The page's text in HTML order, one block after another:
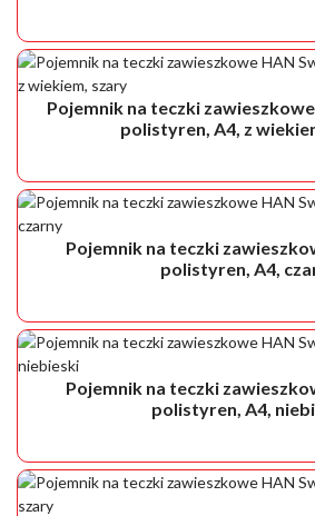
Pojemnik na teczki
polistyren, A4, z
Pojemnik na teczki
polistyren, A4,
Pojemnik na teczki
polistyren, A4,